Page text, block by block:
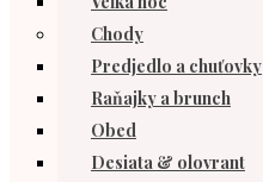
Chody
Predjedlo a chuťovky
Raňajky a brunch
Obed
Desiata & olovrant